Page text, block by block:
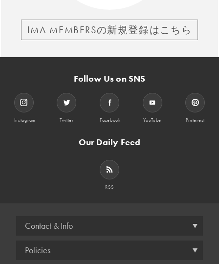
IMA MEMBERSの新規登録はこちら
Follow Us on SNS
Instagram Twitter Facebook YouTube Pinterest
Our Daily Feed
RSS
Contact & Info
Policies